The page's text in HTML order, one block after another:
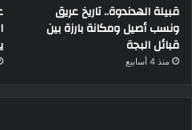
قبيلة الهدندوة.. تاريخ عريق
ونسب أصيل ومكانة بارزة بين
قبائل البجة
منذ 4 أسابيع